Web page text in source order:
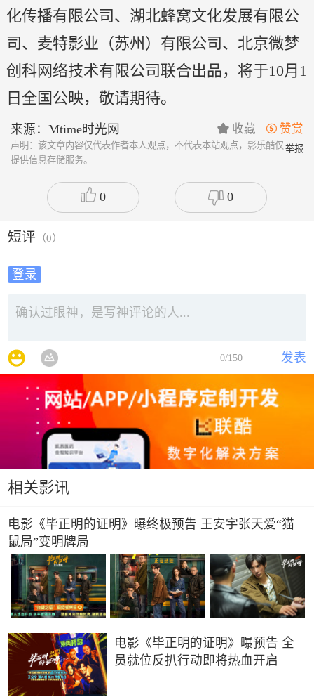
化传播有限公司、湖北蜂窝文化发展有限公
司、麦特影业（苏州）有限公司、北京微梦
创科网络技术有限公司联合出品，将于10月1
日全国公映，敬请期待。
 赞赏
 收藏
来源：Mtime时光网
举报
声明：该文章内容仅代表作者本人观点，不代表本站观点，影乐酷仅
提供信息存储服务。
0 0
短评 （0）
登录
发表
0/150
相关影讯
电影《毕正明的证明》曝终极预告 王安宇张天爱“猫
鼠局”变明牌局
电影《毕正明的证明》曝预告 全
员就位反扒行动即将热血开启